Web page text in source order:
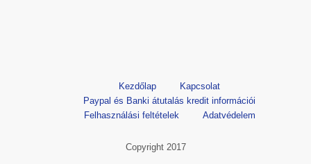
Kezdőlap
Kapcsolat
Paypal és Banki átutalás kredit információi
Felhasználási feltételek
Adatvédelem
Copyright 2017